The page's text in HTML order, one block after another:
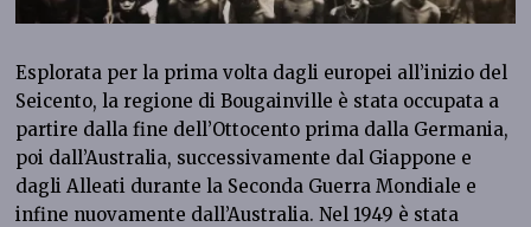
Esplorata per la prima volta dagli europei all’inizio del
Seicento, la regione di Bougainville è stata occupata a
partire dalla fine dell’Ottocento prima dalla Germania,
poi dall’Australia, successivamente dal Giappone e
dagli Alleati durante la Seconda Guerra Mondiale e
infine nuovamente dall’Australia. Nel 1949 è stata